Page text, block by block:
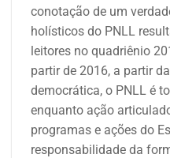
conotação de um
holísticos do PNLL
leitores no quadriênio
partir de 2016, a partir
democrática, o PNLL é
enquanto ação
programas e ações do
responsabilidade da